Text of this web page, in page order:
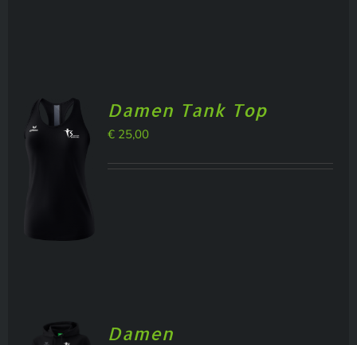
Damen Tank Top
€25,00
Damen